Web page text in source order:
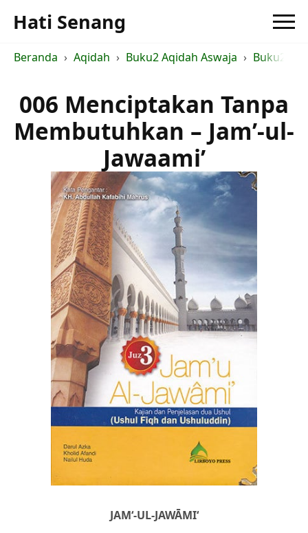
Hati Senang
Beranda Aqidah Buku2 Aqidah Aswaja Buku2
006 Menciptakan Tanpa
Membutuhkan – Jam’-ul-
Jawaami’
JAM‘-UL-JAWĀMI‘